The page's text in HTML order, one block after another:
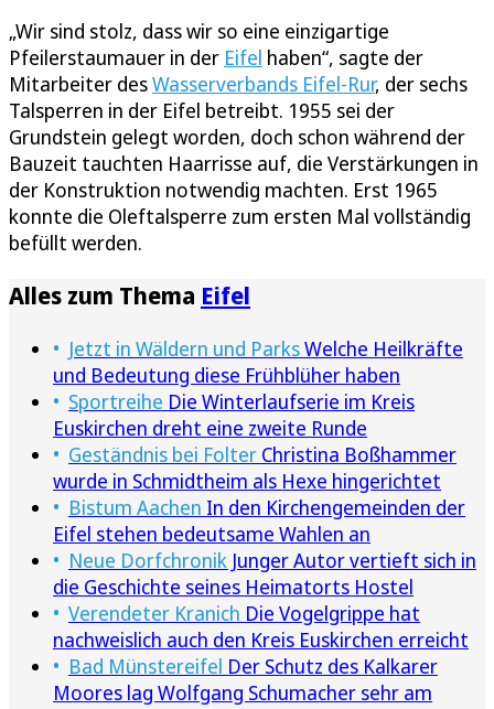
„Wir sind stolz, dass wir so eine einzigartige
Pfeilerstaumauer in der Eifel haben“, sagte der
Mitarbeiter desWasserverbands Eifel-Rur, der sechs
Talsperren in der Eifel betreibt. 1955 sei der
Grundstein gelegt worden, doch schon während der
Bauzeit tauchten Haarrisse auf, die Verstärkungen in
der Konstruktion notwendig machten. Erst 1965
konnte die Oleftalsperre zum ersten Mal vollständig
befüllt werden.
Alles zum Thema Eifel
Jetzt in Wäldern und ParksWelche Heilkräfte
und Bedeutung diese Frühblüher haben
Sportreihe Die Winterlaufserie im Kreis
Euskirchen dreht eine zweite Runde
Geständnis bei Folter Christina Boßhammer
wurde in Schmidtheim als Hexe hingerichtet
Bistum Aachen In den Kirchengemeinden der
Eifel stehen bedeutsame Wahlen an
Neue Dorfchronik Junger Autor vertieft sich in
die Geschichte seines Heimatorts Hostel
Verendeter Kranich Die Vogelgrippe hat
nachweislich auch den Kreis Euskirchen erreicht
Bad Münstereifel Der Schutz des Kalkarer
Moores lag Wolfgang Schumacher sehr am